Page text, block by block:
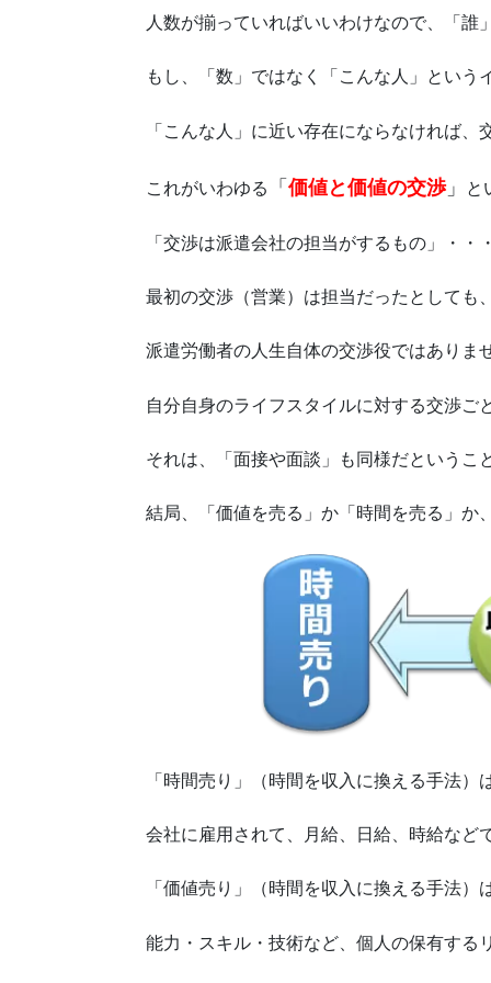
人数が揃っていればいいわけなので、「誰
もし、「数」ではなく「こんな人」という
「こんな人」に近い存在にならなければ、
これがいわゆる 「 価値と価値の交渉」 と
「交渉は派遣会社の担当がするもの」・・
最初の交渉（営業）は担当だったとしても
派遣労働者の人生自体の交渉役ではありま
自分自身のライフスタイルに対する交渉ご
それは、「面接や面談」も同様だというこ
結局、「価値を売る」か「時間を売る」か
「時間売り」（時間を収入に換える手法）
会社に雇用されて、月給、日給、時給など
「価値売り」（時間を収入に換える手法）
能力・スキル・技術など、個人の保有する